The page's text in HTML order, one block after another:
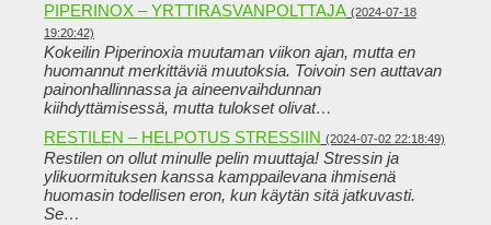
PIPERINOX – YRTTIRASVANPOLTTAJA (2024-07-18
19:20:42)
Kokeilin Piperinoxia muutaman viikon ajan, mutta en
huomannut merkittäviä muutoksia. Toivoin sen auttavan
painonhallinnassa ja aineenvaihdunnan
kiihdyttämisessä, mutta tulokset olivat…
RESTILEN – HELPOTUS STRESSIIN (2024-07-02 22:18:49)
Restilen on ollut minulle pelin muuttaja! Stressin ja
ylikuormituksen kanssa kamppailevana ihmisenä
huomasin todellisen eron, kun käytän sitä jatkuvasti.
Se…